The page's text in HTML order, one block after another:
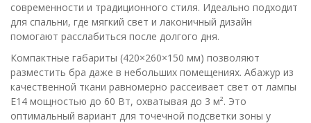
современности и традиционного стиля. Идеально подходит
для спальни, где мягкий свет и лаконичный дизайн
помогают расслабиться после долгого дня.
Компактные габариты (420×260×150 мм) позволяют
разместить бра даже в небольших помещениях. Абажур из
качественной ткани равномерно рассеивает свет от лампы
E14 мощностью до 60 Вт, охватывая до 3 м². Это
оптимальный вариант для точечной подсветки зоны у